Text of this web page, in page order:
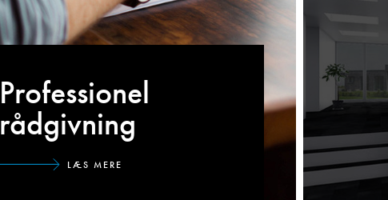
Professionel
rådgivning
LÆS MERE